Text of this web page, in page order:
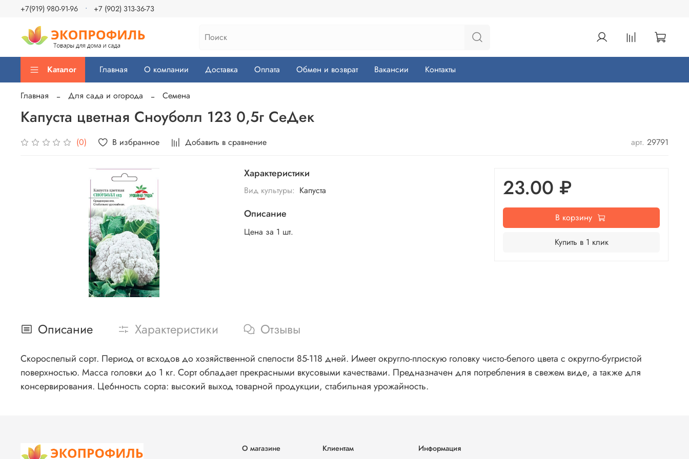
+7(919) 980-91-96 +7 (902) 313-36-73
Каталог Главная О компании Доставка Оплата Обмен и возврат Вакансии Контакты
Главная Для сада и огорода Семена
Капуста цветная Сноуболл 123 0,5г СеДек
(0) В избранное Добавить в сравнение арт. 29791
Характеристики
Вид культуры: Капуста
Описание
Цена за 1 шт.
23.00 ₽
В корзину
Купить в 1 клик
Описание Характеристики Отзывы
Скороспелый сорт. Период от всходов до хозяйственной спелости 85-118 дней. Имеет округло-плоскую головку чисто-белого цвета с округло-бугристой
поверхностью. Масса головки до 1 кг. Сорт обладает прекрасными вкусовыми качествами. Предназначен для потребления в свежем виде, а также для
консервирования. Це6нность сорта: высокий выход товарной продукции, стабильная урожайность.
О магазине Клиентам Информация